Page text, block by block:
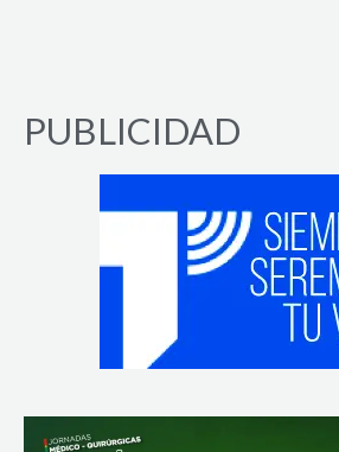
PUBLICIDAD